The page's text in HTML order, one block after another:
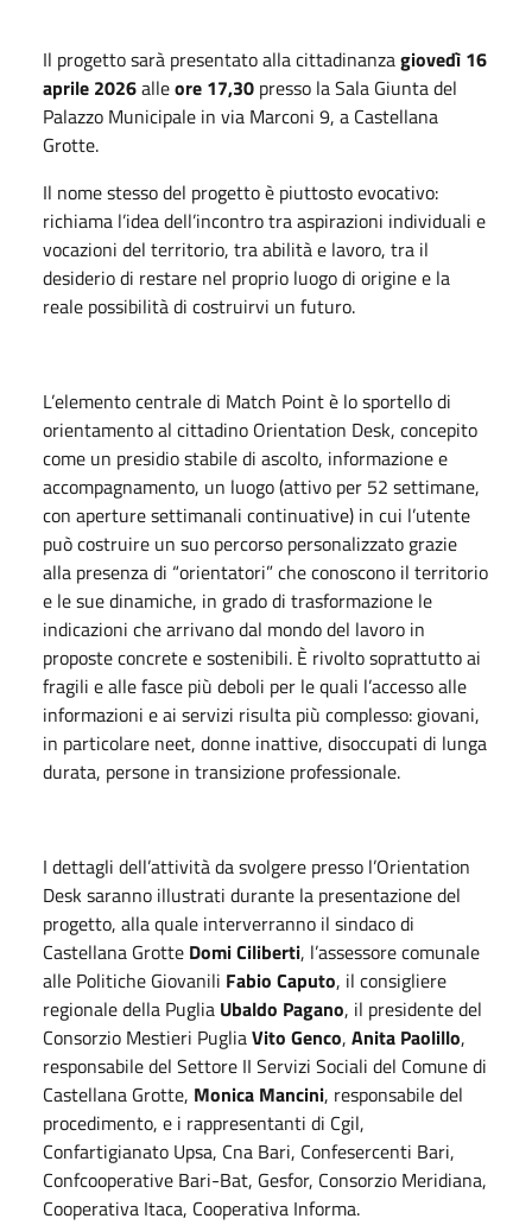
Il progetto sarà presentato alla cittadinanzagiovedì 16
aprile 2026alleore 17,30 presso la Sala Giunta del
Palazzo Municipale in via Marconi 9, a Castellana
Grotte.
Il nome stesso del progetto è piuttosto evocativo:
richiama l’idea dell’incontro tra aspirazioni individuali e
vocazioni del territorio, tra abilità e lavoro, tra il
desiderio di restare nel proprio luogo di origine e la
reale possibilità di costruirvi un futuro.
L’elemento centrale di Match Point è lo sportello di
orientamento al cittadino Orientation Desk, concepito
come un presidio stabile di ascolto, informazione e
accompagnamento, un luogo (attivo per 52 settimane,
con aperture settimanali continuative) in cui l’utente
può costruire un suo percorso personalizzato grazie
alla presenza di “orientatori” che conoscono il territorio
e le sue dinamiche, in grado di trasformazione le
indicazioni che arrivano dal mondo del lavoro in
proposte concrete e sostenibili. È rivolto soprattutto ai
fragili e alle fasce più deboli per le quali l’accesso alle
informazioni e ai servizi risulta più complesso: giovani,
in particolare neet, donne inattive, disoccupati di lunga
durata, persone in transizione professionale.
I dettagli dell’attività da svolgere presso l’Orientation
Desk saranno illustrati durante la presentazione del
progetto, alla quale interverranno il sindaco di
Castellana Grotte Domi Ciliberti, l’assessore comunale
alle Politiche Giovanili Fabio Caputo, il consigliere
regionale della Puglia Ubaldo Pagano, il presidente del
Consorzio Mestieri PugliaVito Genco, Anita Paolillo,
responsabile del Settore II Servizi Sociali del Comune di
Castellana Grotte, Monica Mancini, responsabile del
procedimento, e i rappresentanti di Cgil,
Confartigianato Upsa, Cna Bari, Confesercenti Bari,
Confcooperative Bari-Bat, Gesfor, Consorzio Meridiana,
Cooperativa Itaca, Cooperativa Informa.